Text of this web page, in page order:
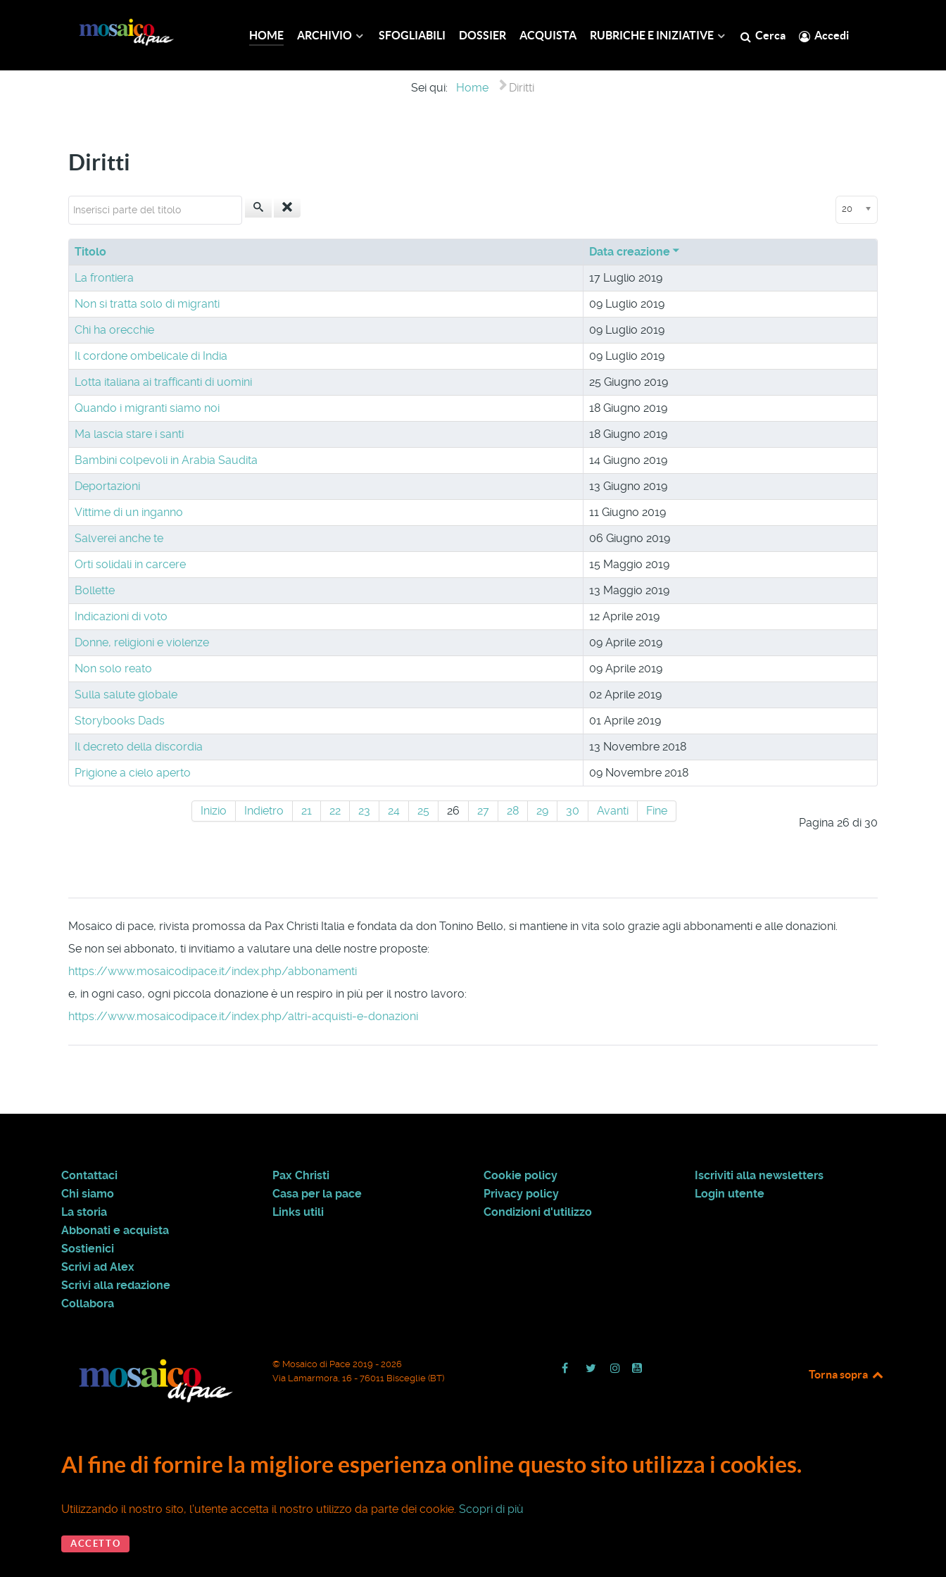
HOME ARCHIVIO SFOGLIABILI DOSSIER ACQUISTA RUBRICHE E INIZIATIVE Cerca Accedi
Sei qui: Home Diritti
Diritti
Inserisci parte del titolo Visualizza n.
20
Titolo
Data creazione
La frontiera
17 Luglio 2019
Non si tratta solo di migranti
09 Luglio 2019
Chi ha orecchie
09 Luglio 2019
Il cordone ombelicale di India
09 Luglio 2019
Lotta italiana ai trafficanti di uomini
25 Giugno 2019
Quando i migranti siamo noi
18 Giugno 2019
Ma lascia stare i santi
18 Giugno 2019
Bambini colpevoli in Arabia Saudita
14 Giugno 2019
Deportazioni
13 Giugno 2019
Vittime di un inganno
11 Giugno 2019
Salverei anche te
06 Giugno 2019
Orti solidali in carcere
15 Maggio 2019
Bollette
13 Maggio 2019
Indicazioni di voto
12 Aprile 2019
Donne, religioni e violenze
09 Aprile 2019
Non solo reato
09 Aprile 2019
Sulla salute globale
02 Aprile 2019
Storybooks Dads
01 Aprile 2019
Il decreto della discordia
13 Novembre 2018
Prigione a cielo aperto
09 Novembre 2018
Pagina 26 di 30
Inizio Indietro 21 22 23 24 25 26 27 28 29 30 Avanti Fine
Mosaico di pace, rivista promossa da Pax Christi Italia e fondata da don Tonino Bello, si mantiene in vita solo grazie agli abbonamenti e alle donazioni.
Se non sei abbonato, ti invitiamo a valutare una delle nostre proposte:
https://www.mosaicodipace.it/index.php/abbonamenti
e, in ogni caso, ogni piccola donazione è un respiro in più per il nostro lavoro:
https://www.mosaicodipace.it/index.php/altri-acquisti-e-donazioni
Contattaci
Chi siamo
La storia
Abbonati e acquista
Sostienici
Scrivi ad Alex
Scrivi alla redazione
Collabora
Pax Christi
Casa per la pace
Links utili
Cookie policy
Privacy policy
Condizioni d'utilizzo
Iscriviti alla newsletters
Login utente
© Mosaico di Pace 2019 - 2026
Via Lamarmora, 16 - 76011 Bisceglie (BT)
Torna sopra
Al fine di fornire la migliore esperienza online questo sito utilizza i cookies.
Utilizzando il nostro sito, l'utente accetta il nostro utilizzo da parte dei cookie. Scopri di più
ACCETTO